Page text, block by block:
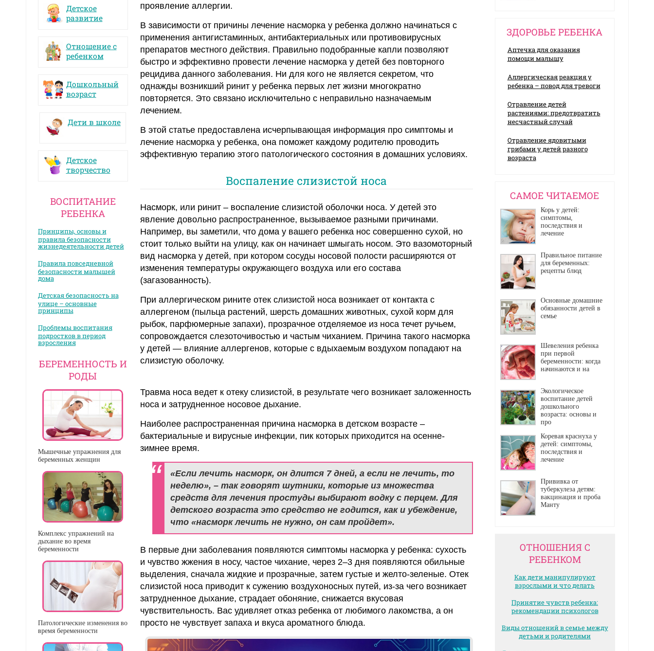
Детское
развитие
Отношение с
ребенком
Дошкольный
возраст
Дети в школе
Детское
творчество
ВОСПИТАНИЕ
РЕБЕНКА
Принципы, основы и
правила безопасности
жизнедеятельности детей
Правила повседневной
безопасности малышей
дома
Детская безопасность на
улице – основные
принципы
Проблемы воспитания
подростков в период
взросления
БЕРЕМЕННОСТЬ И
РОДЫ
Мышечные упражнения для
беременных женщин
Комплекс упражнений на
дыхание во время
беременности
Патологические изменения во
время беременности
проявление аллергии.
В зависимости от причины лечение насморка у ребенка должно начинаться с
применения антигистаминных, антибактериальных или противовирусных
препаратов местного действия. Правильно подобранные капли позволяют
быстро и эффективно провести лечение насморка у детей без повторного
рецидива данного заболевания. Ни для кого не является секретом, что
однажды возникший ринит у ребенка первых лет жизни многократно
повторяется. Это связано исключительно с неправильно назначаемым
лечением.
В этой статье предоставлена исчерпывающая информация про симптомы и
лечение насморка у ребенка, она поможет каждому родителю проводить
эффективную терапию этого патологического состояния в домашних условиях.
Воспаление слизистой носа
Насморк, или ринит – воспаление слизистой оболочки носа. У детей это
явление довольно распространенное, вызываемое разными причинами.
Например, вы заметили, что дома у вашего ребенка нос совершенно сухой, но
стоит только выйти на улицу, как он начинает шмыгать носом. Это вазомоторный
вид насморка у детей, при котором сосуды носовой полости расширяются от
изменения температуры окружающего воздуха или его состава
(загазованность).
При аллергическом рините отек слизистой носа возникает от контакта с
аллергеном (пыльца растений, шерсть домашних животных, сухой корм для
рыбок, парфюмерные запахи), прозрачное отделяемое из носа течет ручьем,
сопровождается слезоточивостью и частым чиханием. Причина такого насморка
у детей — влияние аллергенов, которые с вдыхаемым воздухом попадают на
слизистую оболочку.
Травма носа ведет к отеку слизистой, в результате чего возникает заложенность
носа и затрудненное носовое дыхание.
Наиболее распространенная причина насморка в детском возрасте –
бактериальные и вирусные инфекции, пик которых приходится на осенне-
зимнее время.
«Если лечить насморк, он длится 7 дней, а если не лечить, то
неделю», – так говорят шутники, которые из множества
средств для лечения простуды выбирают водку с перцем. Для
детского возраста это средство не годится, как и убеждение,
что «насморк лечить не нужно, он сам пройдет».
В первые дни заболевания появляются симптомы насморка у ребенка: сухость
и чувство жжения в носу, частое чихание, через 2–3 дня появляются обильные
выделения, сначала жидкие и прозрачные, затем густые и желто-зеленые. Отек
слизистой носа приводит к сужению воздухоносных путей, из-за чего возникает
затрудненное дыхание, страдает обоняние, снижается вкусовая
чувствительность. Вас удивляет отказ ребенка от любимого лакомства, а он
просто не чувствует запаха и вкуса ароматного блюда.
ЗДОРОВЬЕ РЕБЕНКА
Аптечка для оказания
помощи малышу
Аллергическая реакция у
ребенка – повод для тревоги
Отравление детей
растениями: предотвратить
несчастный случай
Отравление ядовитыми
грибами у детей разного
возраста
CАМОЕ ЧИТАЕМОЕ
Корь у детей:
симптомы,
последствия и
лечение
Правильное питание
для беременных:
рецепты блюд
Основные домашние
обязанности детей в
семье
Шевеления ребенка
при первой
беременности: когда
начинаются и на
Экологическое
воспитание детей
дошкольного
возраста: основы и
про
Коревая краснуха у
детей: симптомы,
последствия и
лечение
Прививка от
туберкулеза детям:
вакцинация и проба
Манту
ОТНОШЕНИЯ С
РЕБЕНКОМ
Как дети манипулируют
взрослыми и что делать
Принятие чувств ребенка:
рекомендации психологов
Виды отношений в семье между
детьми и родителями